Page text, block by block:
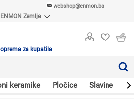
webshop@enmon.ba
ENMON Zemlje
ENMON MKD
za kupatila
keramike Pločice Slavine